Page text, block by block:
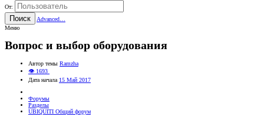
От:
Поиск
Advanced…
Меню
Вопрос и выбор оборудования
Автор темы Ramzha
👁 1693
Дата начала 15 Май 2017
Форумы
Разделы
UBIQUITI Общий форум